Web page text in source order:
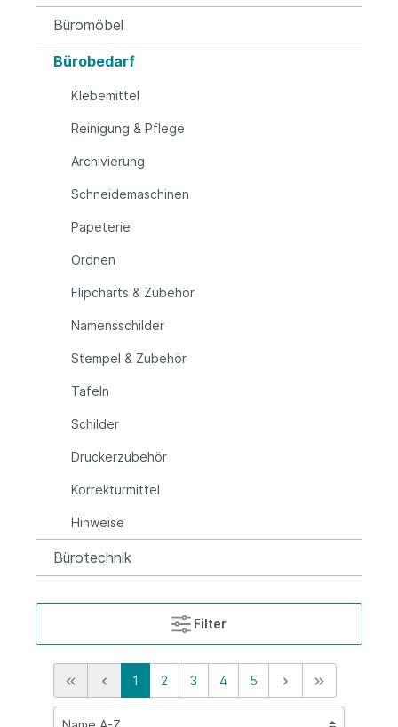
Büromöbel
Bürobedarf
Klebemittel
Reinigung & Pflege
Archivierung
Schneidemaschinen
Papeterie
Ordnen
Flipcharts & Zubehör
Namensschilder
Stempel & Zubehör
Tafeln
Schilder
Druckerzubehör
Korrekturmittel
Hinweise
Bürotechnik
Filter
1 2 3 4 5